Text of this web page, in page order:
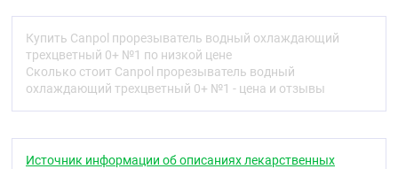
Купить Canpol прорезыватель водный охлаждающий
трехцветный 0+ №1 по низкой цене
Сколько стоит Canpol прорезыватель водный
охлаждающий трехцветный 0+ №1 - цена и отзывы
Источник информации об описаниях лекарственных